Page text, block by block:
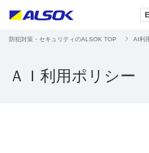
防犯対策・セキュリティのALSOK TOP AI利
ＡＩ利用ポリシー